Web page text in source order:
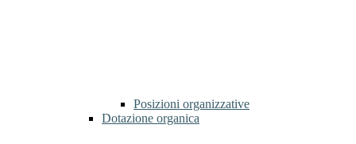
Posizioni organizzative
Dotazione organica